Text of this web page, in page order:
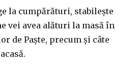
la cumpărături, stabilește
vei avea alături la masă în
de Paște, precum și câte